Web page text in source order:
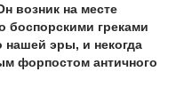
возник на месте
боспорскими греками
нашей эры, и некогда
форпостом античного